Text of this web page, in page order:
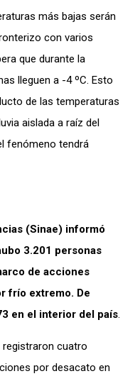
más bajas serán
con varios
que durante la
lleguen a -4 ºC. Esto
de las temperaturas
aislada a raíz del
fenómeno tendrá
(Sinae) informó
3.201 personas
de acciones
frío extremo. De
en el interior del país
registraron cuatro
por desacato en